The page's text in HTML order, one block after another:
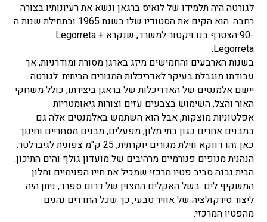
לגורטה היה תלמידו של לואיס ברגאן ונשא את רעיונותיו בצורה
רחבה. הוא הקים את הסטודיו שלו בשנת 1965 ובתחילת שנות ה
-90 הצטרף בנו ויקטור למשרד, שנקרא Legorreta +
Legorreta.
בשנות הארבעים והחמישים מיזג בארגן מסורת ומודרניות, אך
עבודתו מוגבלת בעיקר לאדריכלות המגורים הביתית. לגורטה
יישם אלמנטים של האדריכלות של בראגן ביצירתו, כולל משחקי
האור והצל, השימוש בצבעים עזים וצורות גיאומטריות
אפלטוניות מוצקות, אבל הוא השתמש באלמנטים אלה גם
במבנים אחרים כגון בתי מלון, מפעלים, מבנים מסחריים וחינוך.
כאן זהו דווקא ווילת מגורים יוקרתית, 25 ק"מ צפונית לגיברלטר.
הנהנית מנופים פנורמיים מרהיבים של מועדון גולף והים התיכון.
הבית נבנה סביב פטיו מרכזי שמכיל את חייו הפנימיים וחלון
המשקיף לים. בשל האקלים המצוין של דרום ספרד, ניתן היה
ליצור סירקולציה של אוויר טבעי, כך שכל החדרים נהנים
מהפטיו המרכזי.